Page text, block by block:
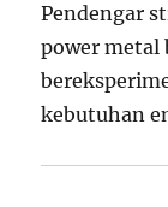
Pendengar
power metal
kebutuhan